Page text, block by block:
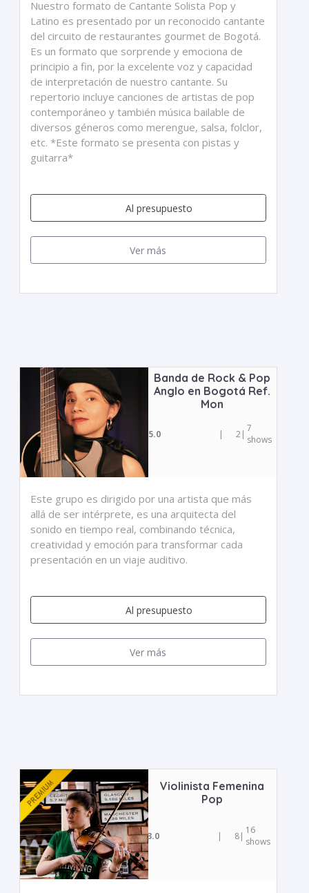
Nuestro formato de Cantante Solista Pop y
Latino es presentado por un reconocido cantante
del circuito de restaurantes gourmet de Bogotá.
Es un formato que sorprende y emociona de
principio a fin, por la excelente voz y capacidad
de interpretación de nuestro cantante. Su
repertorio incluye canciones de artistas de pop
contemporáneo y también música bailable de
diversos géneros como merengue, salsa, folclor,
etc. *Este formato se presenta con pistas y
guitarra*
Al presupuesto
Ver más
Banda de Rock & Pop
Anglo en Bogotá Ref.
Mon
5.0 | 2| 7
shows
Este grupo es dirigido por una artista que más
allá de ser intérprete, es una arquitecta del
sonido en tiempo real, combinando técnica,
creatividad y emoción para transformar cada
presentación en un viaje auditivo.
Al presupuesto
Ver más
Violinista Femenina
Pop
3.0 | 8| 16
shows